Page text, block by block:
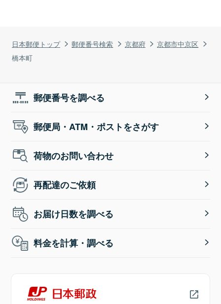
日本郵便トップ 郵便番号検索 京都府
京都市中京区
橋本町
郵便番号を調べる
郵便局・ATM・ポストをさがす
荷物のお問い合わせ
再配達のご依頼
お届け日数を調べる
料金を計算・調べる